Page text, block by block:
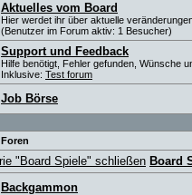
Aktuelles vom Board
Hier werdet ihr über aktuelle
(Benutzer im Forum aktiv: 1 Besucher)
Support und Feedback
Hilfe benötigt, Fehler gefunden, Wünsche
Inklusive: Test forum
Job Börse
Foren
Board
Backgammon